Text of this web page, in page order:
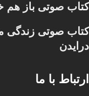
کتاب صوتی باز
درایدن
ارتباط با ما